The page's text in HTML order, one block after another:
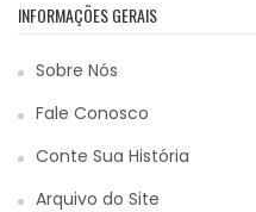
INFORMAÇÕES GERAIS
Sobre Nós
Fale Conosco
Conte Sua História
Arquivo do Site